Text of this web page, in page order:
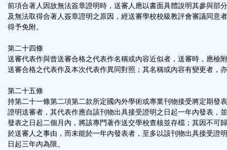
前項合著人因故無法簽章證明時，送審人應以書面具體說明其參與部
及無法取得合著人簽章證明之原因，經送審學校校級教評會審議同意
得予免附。
第二十四條
送審代表作與曾送審合格之代表作名稱或內容近似者，送審時，應檢
送審合格之代表作及本次代表作異同對照；其名稱或內容有變更者，
第二十五條
持第二十一條第二項第二款所定國內外學術或專業刊物接受將定期發
證明送審者，其代表作應自該刊物出具接受證明之日起一年內發表，
發表之日起二個月內，將該專門著作送交學校查核並存檔；其因不可
於送審人之事由，而未能於一年內發表者，至多以該刊物出具接受證
日起三年內為限。